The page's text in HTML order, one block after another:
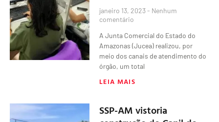
janeiro 13, 2023 Nenhum
comentário
A Junta Comercial do Estado do
Amazonas (Jucea) realizou, por
meio dos canais de atendimento do
órgão, um total
LEIA MAIS
SSP-AM vistoria